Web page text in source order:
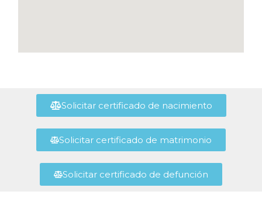
Solicitar certificado de nacimiento
Solicitar certificado de matrimonio
Solicitar certificado de defunción